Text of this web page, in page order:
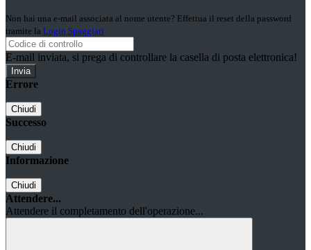
Non hai una e-mail associata al nome utente? Effettua il reset della password
tramite la Login Spaggiari
E-mail inviata, si prega di controllare la casella di posta elettronica!
Errore
Chiudi
Successo
Chiudi
Informazione
Chiudi
Attendere...
Attendere il completamento dell'operazione...